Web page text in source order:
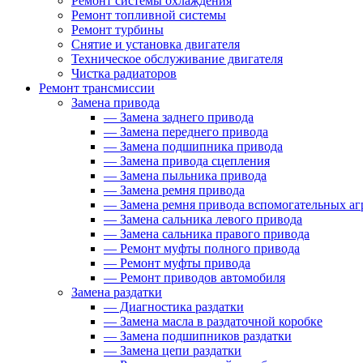
Ремонт топливной системы
Ремонт турбины
Снятие и установка двигателя
Техническое обслуживание двигателя
Чистка радиаторов
Ремонт трансмиссии
Замена привода
— Замена заднего привода
— Замена переднего привода
— Замена подшипника привода
— Замена привода сцепления
— Замена пыльника привода
— Замена ремня привода
— Замена ремня привода вспомогательных
— Замена сальника левого привода
— Замена сальника правого привода
— Ремонт муфты полного привода
— Ремонт муфты привода
— Ремонт приводов автомобиля
Замена раздатки
— Диагностика раздатки
— Замена масла в раздаточной коробке
— Замена подшипников раздатки
— Замена цепи раздатки